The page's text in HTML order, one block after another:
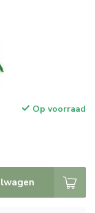
Op voorraad